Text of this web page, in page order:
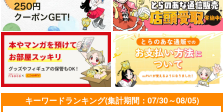
キーワードランキング(集計期間：07/30～08/05)